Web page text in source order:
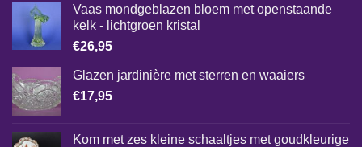
Vaas mondgeblazen bloem met openstaande
kelk - lichtgroen kristal
€26,95
Glazen jardinière met sterren en waaiers
€17,95
Kom met zes kleine schaaltjes met goudkleurige